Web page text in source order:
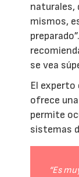
naturales,
mismos,
se vea
El experto
ofrece
permite
sistemas
“Es